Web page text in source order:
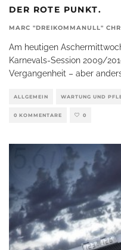
DER ROTE PUNKT.
MARC "DREIKOMMANULL"
Am heutigen
Karnevals-Session 2009/
Vergangenheit – aber
ALLGEMEIN WARTUNG UND
0 KOMMENTARE 0